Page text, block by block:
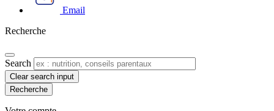
Email
Recherche
Search
Clear search input